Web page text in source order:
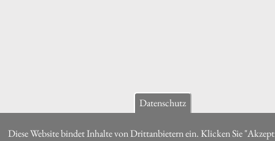
Datenschutz
Diese Website bindet Inhalte von Drittanbietern ein. Klicken Sie